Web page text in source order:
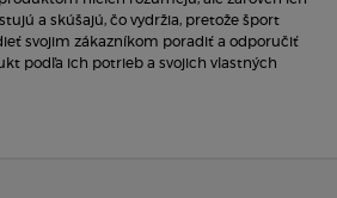
a skúšajú, čo vydržia, pretože šport
svojim zákazníkom poradiť a odporučiť
podľa ich potrieb a svojich vlastných